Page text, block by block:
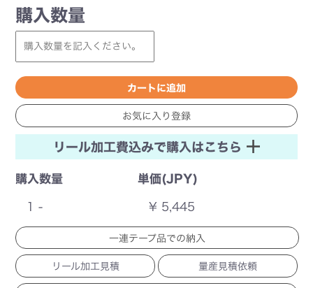
購入数量
リール加工費込みで購入はこちら
購入数量 単価(JPY)
1 - ¥ 5,445
一連テープ品での納入
リール加工見積 量産見積依頼